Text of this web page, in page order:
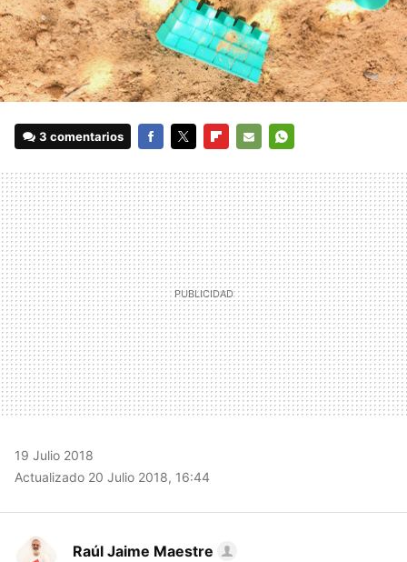
3 comentarios
MAIL
19 Julio 2018
Actualizado 20 Julio 2018, 16:44
Raúl Jaime Maestre